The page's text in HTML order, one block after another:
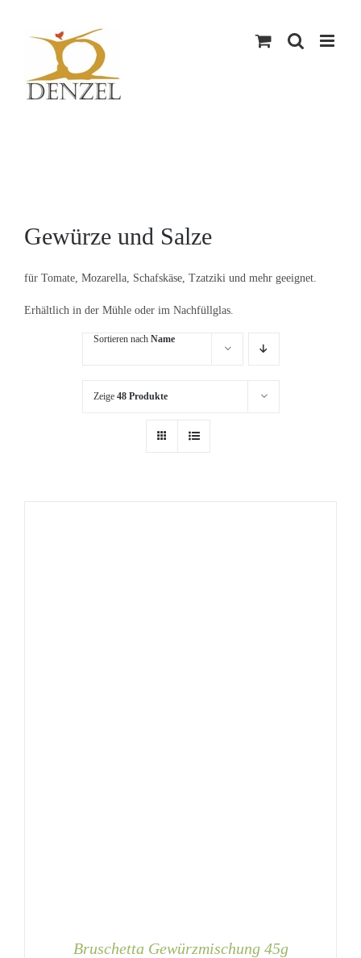
Gewürze und Salze
für Tomate, Mozarella, Schafskäse, Tzatziki und mehr geeignet.
Erhältlich in der Mühle oder im Nachfüllglas.
Sortieren nach Name
Zeige 48 Produkte
Bruschetta Gewürzmischung 45g